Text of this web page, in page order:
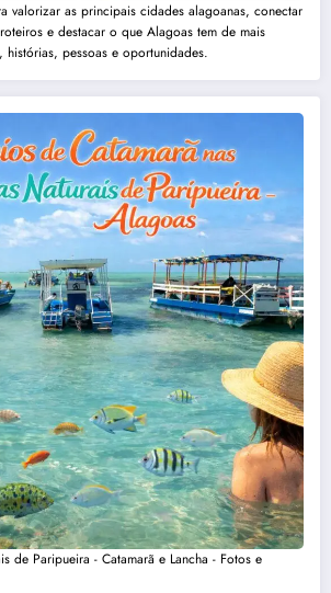
valorizar as principais cidades alagoanas, conectar
e destacar o que Alagoas tem de mais
pessoas e oportunidades.
de Paripueira - Catamarã e Lancha - Fotos e